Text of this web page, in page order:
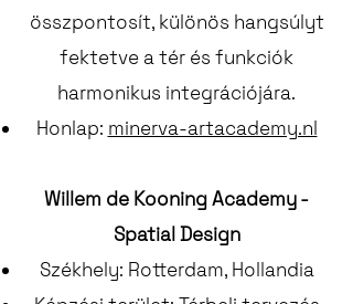
összpontosít, különös hangsúlyt
fektetve a tér és funkciók
harmonikus integrációjára.
Honlap: minerva-artacademy.nl
Willem de Kooning Academy -
Spatial Design
Székhely: Rotterdam, Hollandia